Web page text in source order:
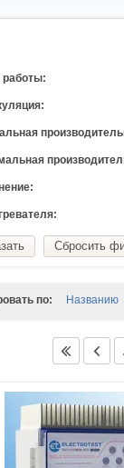
работы:
Сбросить
по: Названию